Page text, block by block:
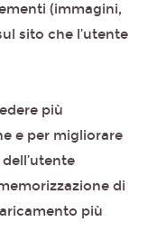
(immagini,
sito che l’utente
più
e per migliorare
di
più